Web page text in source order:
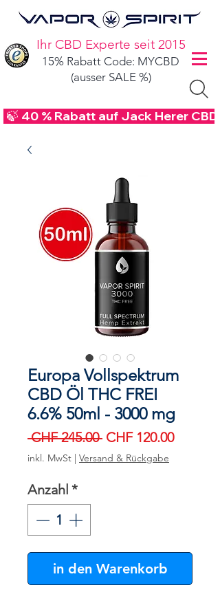
Ihr CBD Experte seit 2015
15% Rabatt Code: MYCBD
(ausser SALE %)
🍃 40 % Rabatt auf Jack Herer
Europa Vollspektrum
CBD Öl THC FREI
6.6% 50ml - 3000 mg
CHF 245.00 Standardpreis
CHF 120.00Sale-
inkl. MwSt | Versand & Rückgabe
Anzahl *
in den Warenkorb